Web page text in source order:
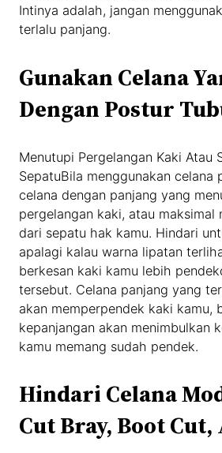
Intinya adalah, jangan
terlalu panjang.
Gunakan Celana
Dengan Postur
Menutupi Pergelangan Kaki Atau
SepatuBila menggunakan celana
celana dengan panjang yang
pergelangan kaki, atau maksimal
dari sepatu hak kamu. Hindari
apalagi kalau warna lipatan
berkesan kaki kamu lebih
tersebut. Celana panjang yang
akan memperpendek kaki kamu,
kepanjangan akan menimbulkan
kamu memang sudah pendek.
Hindari Celana
Cut Bray, Boot